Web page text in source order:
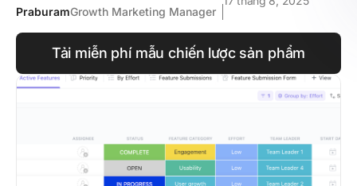
PraburamGrowth Marketing Manager
Tải miễn phí mẫu chiến lược sản phẩm